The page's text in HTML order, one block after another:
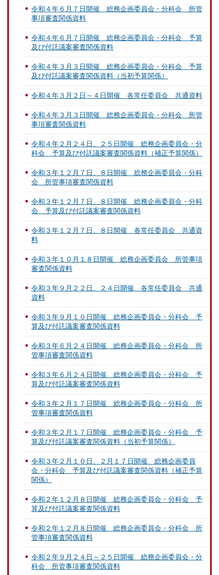
令和４年６月７日開催 総務企画委員会・分科会 所管
事項審査関係資料
令和４年６月７日開催 総務企画委員会・分科会 予算
及び付託議案審査関係資料
令和４年３月３日開催 総務企画委員会・分科会 予算
及び付託議案審査関係資料（当初予算関係）
令和４年３月２日～４日開催 各常任委員会 共通資料
令和４年３月３日開催 総務企画委員会・分科会 所管
事項審査関係資料
令和４年２月２４日、２５日開催 総務企画委員会・分
科会 予算及び付託議案審査関係資料（補正予算関係）
令和３年１２月７日、８日開催 総務企画委員会・分科
会 所管事項審査関係資料
令和３年１２月７日、８日開催 総務企画委員会・分科
会 予算及び付託議案審査関係資料
令和３年１２月７日、８日開催 各常任委員会 共通資
料
令和３年１０月１８日開催 総務企画委員会 所管事項
審査関係資料
令和３年９月２２日、２４日開催 各常任委員会 共通
資料
令和３年９月１０日開催 総務企画委員会・分科会 予
算及び付託議案審査関係資料
令和３年６月２４日開催 総務企画委員会・分科会 所
管事項審査関係資料
令和３年６月２４日開催 総務企画委員会・分科会 予
算及び付託議案審査関係資料
令和３年２月１７日開催 総務企画委員会・分科会 所
管事項審査関係資料
令和３年２月１７日開催 総務企画委員会・分科会 予
算及び付託議案審査関係資料（当初予算関係）
令和３年２月１０日、２月１７日開催 総務企画委員
会・分科会 予算及び付託議案審査関係資料（補正予算
関係）
令和２年１２月８日開催 総務企画委員会・分科会 予
算及び付託議案審査関係資料
令和２年１２月８日開催 総務企画委員会・分科会 所
管事項審査関係資料
令和２年９月２４日～２５日開催 総務企画委員会・分
科会 所管事項審査関係資料